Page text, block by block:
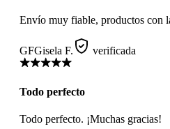
Envío muy fiable, productos con
GFGisela F. verificada
Todo perfecto
Todo perfecto. ¡Muchas gracias!